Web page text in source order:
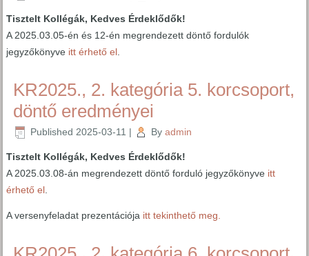
Tisztelt Kollégák, Kedves Érdeklődők!
A 2025.03.05-én és 12-én megrendezett döntő fordulók
jegyzőkönyve itt érhető el
KR2025., 2. kategória 5. korcsoport,
döntő eredményei
Published 2025-03-11 | By admin
Tisztelt Kollégák, Kedves Érdeklődők!
A 2025.03.08-án megrendezett döntő forduló jegyzőkönyve itt
érhető el.
A versenyfeladat prezentációja itt tekinthető meg.